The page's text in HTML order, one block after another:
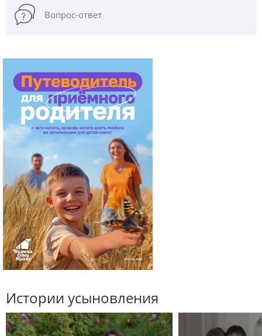
Вопрос-ответ
Истории усыновления